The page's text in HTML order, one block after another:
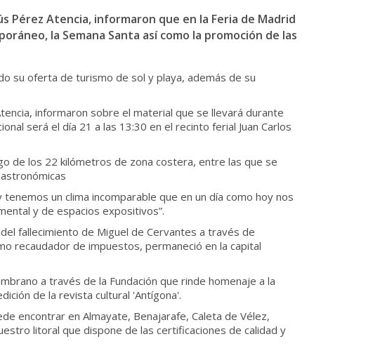
Pérez Atencia, informaron que en la Feria de Madrid
la Semana Santa así como la promoción de las
su oferta de turismo de sol y playa, además de su
informaron sobre el material que se llevará durante
será el día 21 a las 13:30 en el recinto ferial Juan Carlos
de los 22 kilómetros de zona costera, entre las que se
un clima incomparable que en un día como hoy nos
y de espacios expositivos”.
fallecimiento de Miguel de Cervantes a través de
recaudador de impuestos, permaneció en la capital
a través de la Fundación que rinde homenaje a la
de la revista cultural 'Antígona'.
encontrar en Almayate, Benajarafe, Caleta de Vélez,
litoral que dispone de las certificaciones de calidad y